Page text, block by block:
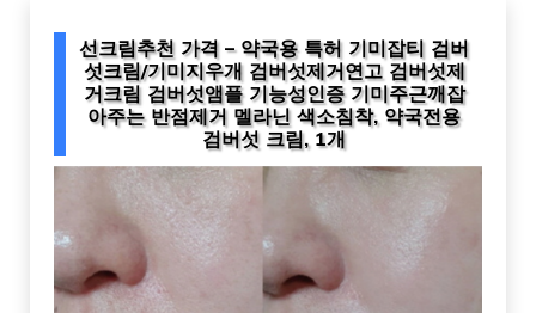
선크림추천 가격 – 약국용 특허 기미잡티 검버
섯크림/기미지우개 검버섯제거연고 검버섯제
거크림 검버섯앰플 기능성인증 기미주근깨잡
아주는 반점제거 멜라닌 색소침착, 약국전용
검버섯 크림, 1개